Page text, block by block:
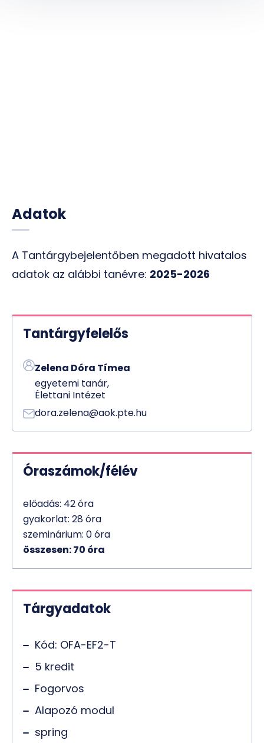
Adatok
A Tantárgybejelentőben megadott hivatalos
adatok az alábbi tanévre: 2025-2026
Tantárgyfelelős
Zelena Dóra Tímea
egyetemi tanár,
Élettani Intézet
dora.zelena@aok.pte.hu
Óraszámok/félév
előadás: 42 óra
gyakorlat: 28 óra
szeminárium: 0 óra
összesen: 70 óra
Tárgyadatok
Kód: OFA-EF2-T
5 kredit
Fogorvos
Alapozó modul
spring